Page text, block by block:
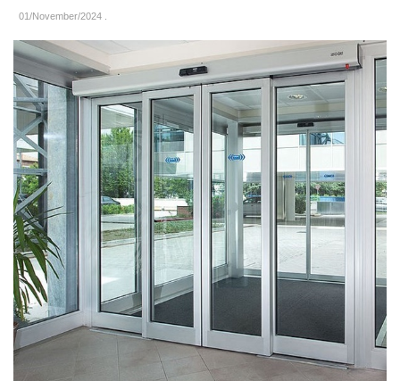
01/November/2024